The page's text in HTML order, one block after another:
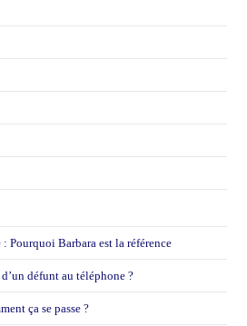
Pourquoi Barbara est la référence
défunt au téléphone ?
ça se passe ?